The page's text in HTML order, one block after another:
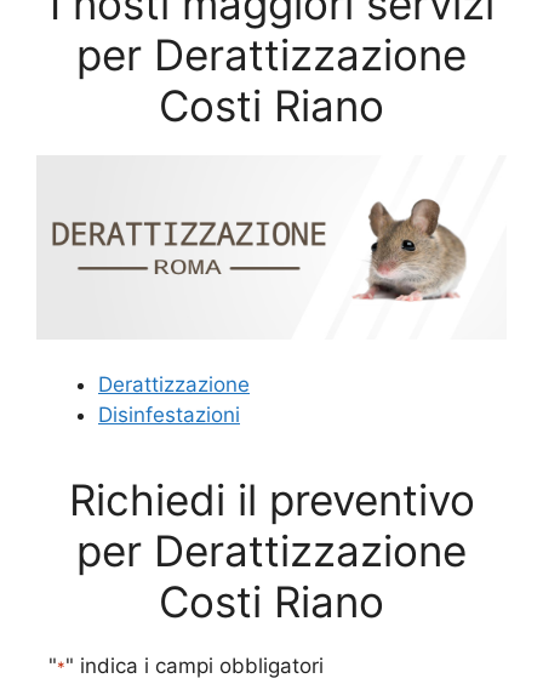
per Derattizzazione
Costi Riano
Derattizzazione
Disinfestazioni
Richiedi il preventivo
per Derattizzazione
Costi Riano
"*" indica i campi obbligatori